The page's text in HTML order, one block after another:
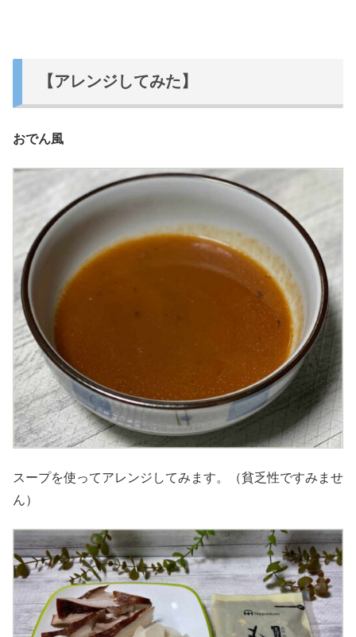
【アレンジしてみた】
おでん風
スープを使ってアレンジしてみます。（貧乏性ですみませ
ん）